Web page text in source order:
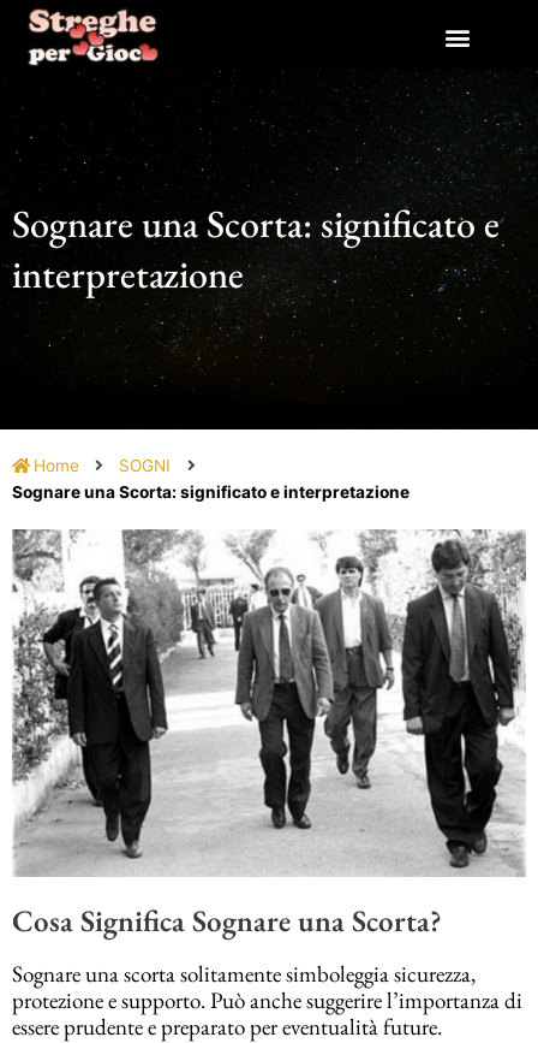
contenuto
Sognare una Scorta: significato e
interpretazione
Home
SOGNI
Sognare una Scorta: significato e interpretazione
Cosa Significa Sognare una Scorta?
Sognare una scorta solitamente simboleggia sicurezza,
protezione e supporto. Può anche suggerire l’importanza di
essere prudente e preparato per eventualità future.